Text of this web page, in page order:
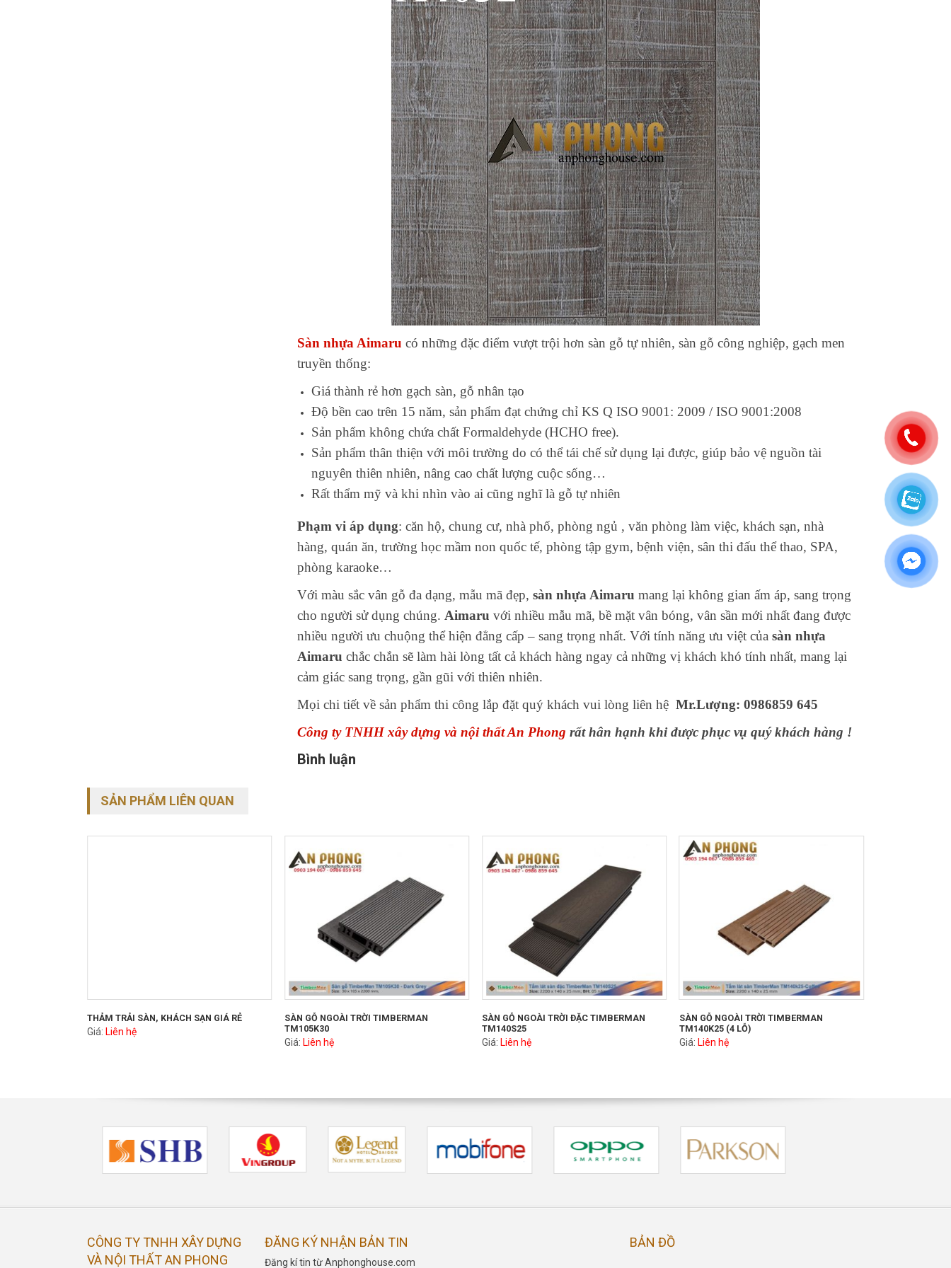
Sàn nhựa Aimaru có những đặc điểm vượt trội hơn sàn gỗ tự nhiên, sàn gỗ công nghiệp, gạch men
truyền thống:
Giá thành rẻ hơn gạch sàn, gỗ nhân tạo
Độ bền cao trên 15 năm, sản phẩm đạt chứng chỉ KS Q ISO 9001: 2009 / ISO 9001:2008
Sản phẩm không chứa chất Formaldehyde (HCHO free).
Sản phẩm thân thiện với môi trường do có thể tái chế sử dụng lại được, giúp bảo vệ nguồn tài
nguyên thiên nhiên, nâng cao chất lượng cuộc sống…
Rất thẩm mỹ và khi nhìn vào ai cũng nghĩ là gỗ tự nhiên
Phạm vi áp dụng: căn hộ, chung cư, nhà phố, phòng ngủ , văn phòng làm việc, khách sạn, nhà
hàng, quán ăn, trường học mầm non quốc tế, phòng tập gym, bệnh viện, sân thi đấu thể thao, SPA,
phòng karaoke…
Với màu sắc vân gỗ đa dạng, mẫu mã đẹp, sàn nhựa Aimaru mang lại không gian ấm áp, sang trọng
cho người sử dụng chúng. Aimaru với nhiều mẫu mã, bề mặt vân bóng, vân sần mới nhất đang được
nhiều người ưu chuộng thể hiện đẳng cấp – sang trọng nhất. Với tính năng ưu việt của sàn nhựa
Aimaru chắc chắn sẽ làm hài lòng tất cả khách hàng ngay cả những vị khách khó tính nhất, mang lại
cảm giác sang trọng, gần gũi với thiên nhiên.
Mọi chi tiết về sản phẩm thi công lắp đặt quý khách vui lòng liên hệ Mr.Lượng: 0986859 645
Công ty TNHH xây dựng và nội thất An Phong rất hân hạnh khi được phục vụ quý khách hàng !
Bình luận
SẢN PHẨM LIÊN QUAN
THẢM TRẢI SÀN, KHÁCH SẠN GIÁ RẺ
Giá: Liên hệ
SÀN GỖ NGOÀI TRỜI TIMBERMAN
TM105K30
Giá: Liên hệ
SÀN GỖ NGOÀI TRỜI ĐẶC TIMBERMAN
TM140S25
Giá: Liên hệ
SÀN GỖ NGOÀI TRỜI TIMBERMAN
TM140K25 (4 LỖ)
Giá: Liên hệ
CÔNG TY TNHH XÂY DỰNG
VÀ NỘI THẤT AN PHONG
ĐĂNG KÝ NHẬN BẢN TIN
Đăng kí tin từ Anphonghouse.com
BẢN ĐỒ